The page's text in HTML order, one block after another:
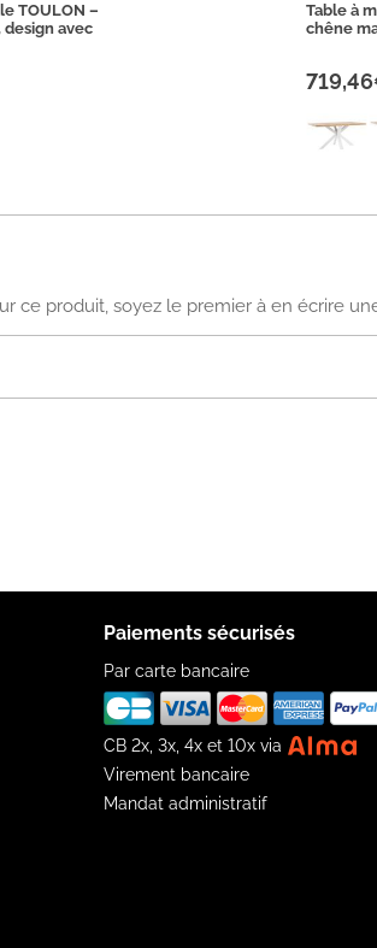
TOULON –
design avec
Table à
chêne
ce produit, soyez le premier à en écrire
Paiements sécurisés
Par carte bancaire
CB 2x, 3x, 4x et 10x via
Virement bancaire
Mandat administratif